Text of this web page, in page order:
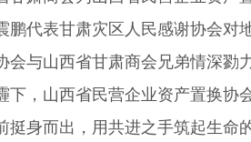
鹏代表甘肃灾区人民感谢协会对
会与山西省甘肃商会兄弟情深勠
下，山西省民营企业资产置换协
挺身而出，用共进之手筑起生命